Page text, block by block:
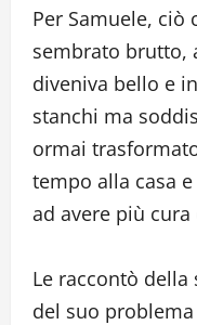
Per Samuele, ciò
sembrato brutto,
diveniva bello e
stanchi ma
ormai
tempo alla casa
ad avere più cura
Le raccontò della
del suo